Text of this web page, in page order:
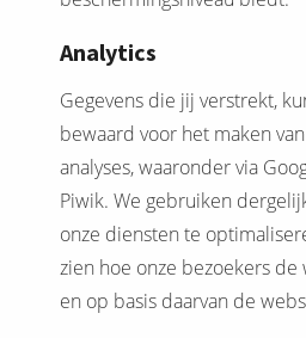
Analytics
Gegevens die jij verstrekt,
bewaard voor het maken
analyses, waaronder via
Piwik. We gebruiken
onze diensten te
zien hoe onze bezoekers
en op basis daarvan de